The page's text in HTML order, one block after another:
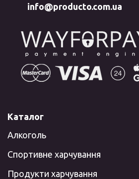
info@producto.com.ua
Каталог
Алкоголь
Спортивне харчування
Продукти харчування